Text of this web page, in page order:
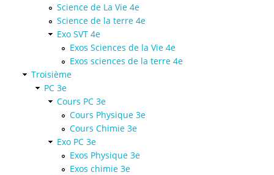
Science de La Vie 4e
Science de la terre 4e
Exo SVT 4e
Exos Sciences de la Vie 4e
Exos sciences de la terre 4e
Troisième
PC 3e
Cours PC 3e
Cours Physique 3e
Cours Chimie 3e
Exo PC 3e
Exos Physique 3e
Exos chimie 3e